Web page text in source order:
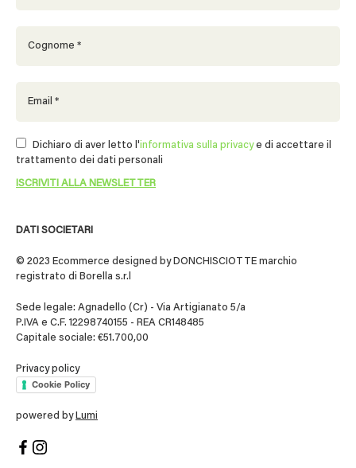
DATI SOCIETARI
© 2023 Ecommerce designed by DONCHISCIOTTE marchio
registrato di Borella s.r.l
Sede legale: Agnadello (Cr) - Via Artigianato 5/a
P.IVA e C.F. 12298740155 - REA CR148485
Capitale sociale: €51.700,00
Privacy policy
Cookie Policy
powered by Lumi
Dichiaro di aver letto l'informativa sulla privacye di accettare il
trattamento dei dati personali